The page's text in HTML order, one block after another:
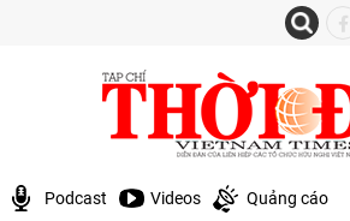
Podcast Videos Quảng cáo